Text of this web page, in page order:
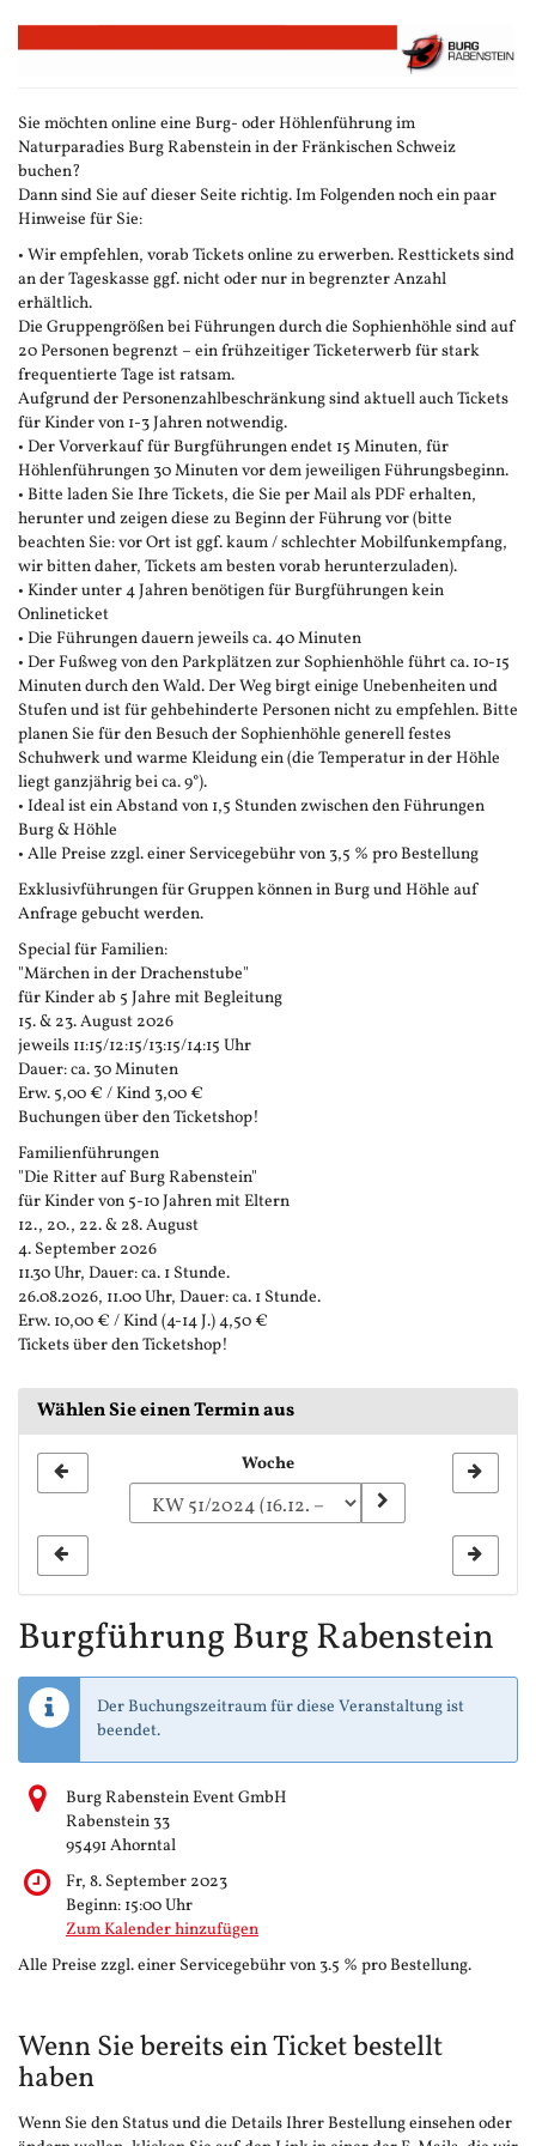
Zum
Haupt-
Sie möchten online eine Burg- oder Höhlenführung im
Naturparadies Burg Rabenstein in der Fränkischen Schweiz
buchen?
Dann sind Sie auf dieser Seite richtig. Im Folgenden noch ein paar
Hinweise für Sie:
• Wir empfehlen, vorab Tickets online zu erwerben. Resttickets sind
an der Tageskasse ggf. nicht oder nur in begrenzter Anzahl
erhältlich.
Die Gruppengrößen bei Führungen durch die Sophienhöhle sind auf
20 Personen begrenzt – ein frühzeitiger Ticketerwerb für stark
frequentierte Tage ist ratsam.
Aufgrund der Personenzahlbeschränkung sind aktuell auch Tickets
für Kinder von 1-3 Jahren notwendig.
• Der Vorverkauf für Burgführungen endet 15 Minuten, für
Höhlenführungen 30 Minuten vor dem jeweiligen Führungsbeginn.
• Bitte laden Sie Ihre Tickets, die Sie per Mail als PDF erhalten,
herunter und zeigen diese zu Beginn der Führung vor (bitte
beachten Sie: vor Ort ist ggf. kaum / schlechter Mobilfunkempfang,
wir bitten daher, Tickets am besten vorab herunterzuladen).
• Kinder unter 4 Jahren benötigen für Burgführungen kein
Onlineticket
• Die Führungen dauern jeweils ca. 40 Minuten
• Der Fußweg von den Parkplätzen zur Sophienhöhle führt ca. 10-15
Minuten durch den Wald. Der Weg birgt einige Unebenheiten und
Stufen und ist für gehbehinderte Personen nicht zu empfehlen. Bitte
planen Sie für den Besuch der Sophienhöhle generell festes
Schuhwerk und warme Kleidung ein (die Temperatur in der Höhle
liegt ganzjährig bei ca. 9°).
• Ideal ist ein Abstand von 1,5 Stunden zwischen den Führungen
Burg & Höhle
• Alle Preise zzgl. einer Servicegebühr von 3,5 % pro Bestellung
Exklusivführungen für Gruppen können in Burg und Höhle auf
Anfrage gebucht werden.
Special für Familien:
"Märchen in der Drachenstube"
für Kinder ab 5 Jahre mit Begleitung
15. & 23. August 2026
jeweils 11:15/12:15/13:15/14:15 Uhr
Dauer: ca. 30 Minuten
Erw. 5,00 € / Kind 3,00 €
Buchungen über den Ticketshop!
Familienführungen
"Die Ritter auf Burg Rabenstein"
für Kinder von 5-10 Jahren mit Eltern
12., 20., 22. & 28. August
4. September 2026
11.30 Uhr, Dauer: ca. 1 Stunde.
26.08.2026, 11.00 Uhr, Dauer: ca. 1 Stunde.
Erw. 10,00 € / Kind (4-14 J.) 4,50 €
Tickets über den Ticketshop!
Wählen Sie einen Termin aus
zur
Woche
Burgführung Burg Rabenstein
Der Buchungszeitraum für diese Veranstaltung ist
beendet.
Burg Rabenstein Event GmbH
Rabenstein 33
95491 Ahorntal
Fr, 8. September 2023
Beginn: 15:00Uhr
Zum Kalender hinzufügen
Alle Preise zzgl. einer Servicegebühr von 3.5 % pro Bestellung.
Wenn Sie bereits ein Ticket bestellt
haben
Wenn Sie den Status und die Details Ihrer Bestellung einsehen oder